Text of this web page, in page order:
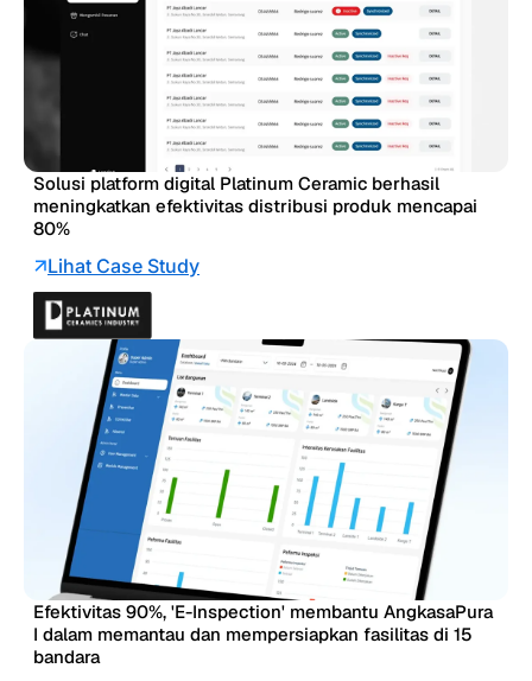
Solusi platform digital Platinum Ceramic berhasil
meningkatkan efektivitas distribusi produk mencapai
80%
Lihat Case Study
Efektivitas 90%, 'E-Inspection' membantu AngkasaPura
I dalam memantau dan mempersiapkan fasilitas di 15
bandara